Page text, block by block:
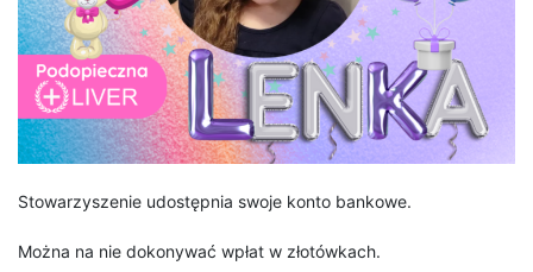
Stowarzyszenie udostępnia swoje konto bankowe.
Można na nie dokonywać wpłat w złotówkach.